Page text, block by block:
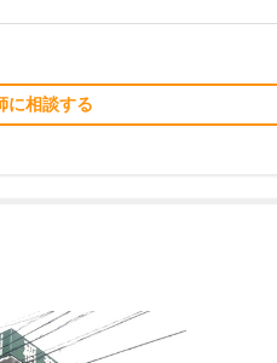
に相談する